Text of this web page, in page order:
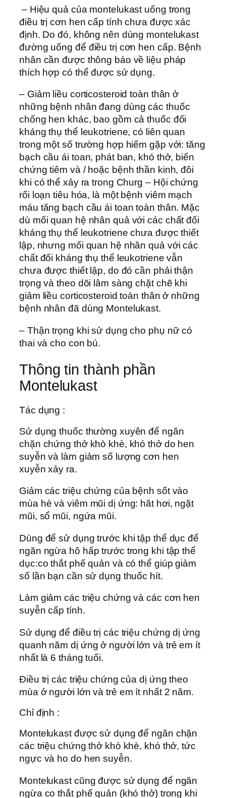
– Hiệu quả của montelukast uống trong
điều trị cơn hen cấp tính chưa được xác
định. Do đó, không nên dùng montelukast
đường uống để điều trị cơn hen cấp. Bệnh
nhân cần được thông báo về liệu pháp
thích hợp có thể được sử dụng.
– Giảm liều corticosteroid toàn thân ở
những bệnh nhân đang dùng các thuốc
chống hen khác, bao gồm cả thuốc đối
kháng thụ thể leukotriene, có liên quan
trong một số trường hợp hiếm gặp với: tăng
bạch cầu ái toan, phát ban, khó thở, biến
chứng tiêm và / hoặc bệnh thần kinh, đôi
khi có thể xảy ra trong Churg – Hội chứng
rối loạn tiêu hóa, là một bệnh viêm mạch
máu tăng bạch cầu ái toan toàn thân. Mặc
dù mối quan hệ nhân quả với các chất đối
kháng thụ thể leukotriene chưa được thiết
lập, nhưng mối quan hệ nhân quả với các
chất đối kháng thụ thể leukotriene vẫn
chưa được thiết lập, do đó cần phải thận
trọng và theo dõi lâm sàng chặt chẽ khi
giảm liều corticosteroid toàn thân ở những
bệnh nhân đã dùng Montelukast.
– Thận trọng khi sử dụng cho phụ nữ có
thai và cho con bú.
Thông tin thành phần
Montelukast
Tác dụng :
Sử dụng thuốc thường xuyên để ngăn
chặn chứng thở khò khè, khó thở do hen
suyễn và làm giảm số lượng cơn hen
xuyễn xảy ra.
Giảm các triệu chứng của bệnh sốt vào
mùa hè và viêm mũi dị ứng: hăt hơi, ngặt
mũi, sổ mũi, ngứa mũi.
Dùng để sử dụng trước khi tập thể dục để
ngăn ngừa hô hấp trước trong khi tập thể
dục:co thắt phế quản và có thể giúp giảm
số lần bạn cần sử dụng thuốc hít.
Làm giảm các triệu chứng và các cơn hen
suyễn cấp tính.
Sử dụng để điều trị các triệu chứng dị ứng
quanh năm dị ứng ở người lớn và trẻ em ít
nhất là 6 tháng tuối.
Điều trị các triệu chứng của dị ứng theo
mùa ở người lớn và trẻ em ít nhất 2 năm.
Chỉ định :
Montelukast được sử dụng để ngăn chặn
các triệu chứng thở khò khè, khó thở, tức
ngực và ho do hen suyễn.
Montelukast cũng được sử dụng để ngăn
ngừa co thắt phế quản (khó thở) trong khi